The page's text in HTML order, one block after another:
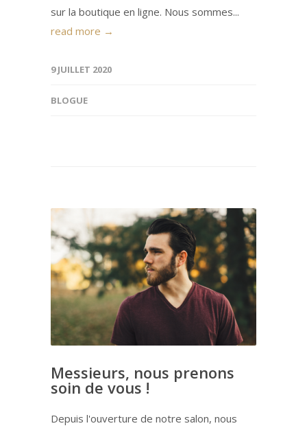
sur la boutique en ligne. Nous sommes...
read more →
9 JUILLET 2020
BLOGUE
Messieurs, nous prenons
soin de vous !
Depuis l'ouverture de notre salon, nous